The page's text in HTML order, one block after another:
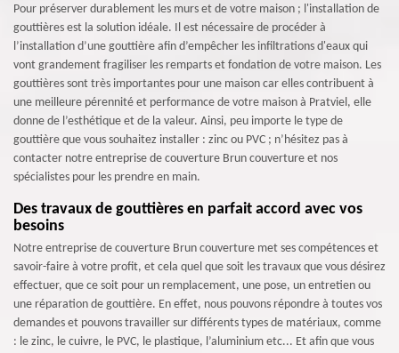
Pour préserver durablement les murs et de votre maison ; l'installation de
gouttières est la solution idéale. Il est nécessaire de procéder à
l’installation d’une gouttière afin d’empêcher les infiltrations d'eaux qui
vont grandement fragiliser les remparts et fondation de votre maison. Les
gouttières sont très importantes pour une maison car elles contribuent à
une meilleure pérennité et performance de votre maison à Pratviel, elle
donne de l’esthétique et de la valeur. Ainsi, peu importe le type de
gouttière que vous souhaitez installer : zinc ou PVC ; n’hésitez pas à
contacter notre entreprise de couverture Brun couverture et nos
spécialistes pour les prendre en main.
Des travaux de gouttières en parfait accord avec vos
besoins
Notre entreprise de couverture Brun couverture met ses compétences et
savoir-faire à votre profit, et cela quel que soit les travaux que vous désirez
effectuer, que ce soit pour un remplacement, une pose, un entretien ou
une réparation de gouttière. En effet, nous pouvons répondre à toutes vos
demandes et pouvons travailler sur différents types de matériaux, comme
: le zinc, le cuivre, le PVC, le plastique, l’aluminium etc... Et afin que vous